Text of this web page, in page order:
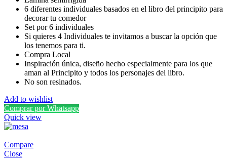
6 diferentes individuales basados en el libro del principito para
decorar tu comedor
Set por 6 individuales
Si quieres 4 Individuales te invitamos a buscar la opción que
los tenemos para ti.
Compra Local
Inspiración única, diseño hecho especialmente para los que
aman al Principito y todos los personajes del libro.
No son resinados.
Add to wishlist
Comprar por Whatsapp
Quick view
Compare
Close